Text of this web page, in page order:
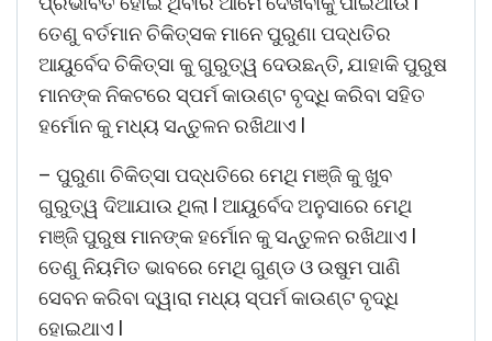
ତେଣୁ ବର୍ତମାନ ଚିକିତ୍ସକ ମାନେ ପୁରୁଣା ପଦ୍ଧତିର
ଆୟୁର୍ବେଦ ଚିକିତ୍ସା କୁ ଗୁରୁତ୍ୱ ଦେଉଛନ୍ତି, ଯାହାକି ପୁରୁଷ
ମାନଙ୍କ ନିକଟରେ ସ୍ପର୍ମ କାଉଣ୍ଟ ବୃଦ୍ଧି କରିବା ସହିତ
ହର୍ମୋନ କୁ ମଧ୍ୟ ସନ୍ତୁଳନ ରଖିଥାଏ l
– ପୁରୁଣା ଚିକିତ୍ସା ପଦ୍ଧତିରେ ମେଥି ମଞ୍ଜି କୁ ଖୁବ
ଗୁରୁତ୍ୱ ଦିଆଯାଉ ଥିଲା l ଆୟୁର୍ବେଦ ଅନୁସାରେ ମେଥି
ମଞ୍ଜି ପୁରୁଷ ମାନଙ୍କ ହର୍ମୋନ କୁ ସନ୍ତୁଳନ ରଖିଥାଏ l
ତେଣୁ ନିୟମିତ ଭାବରେ ମେଥି ଗୁଣ୍ଡ ଓ ଉଷୁମ ପାଣି
ସେବନ କରିବା ଦ୍ୱାରା ମଧ୍ୟ ସ୍ପର୍ମ କାଉଣ୍ଟ ବୃଦ୍ଧି
ହୋଇଥାଏ l